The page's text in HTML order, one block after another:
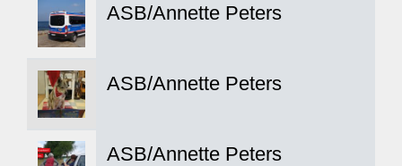
ASB/Annette Peters
ASB/Annette Peters
ASB/Annette Peters